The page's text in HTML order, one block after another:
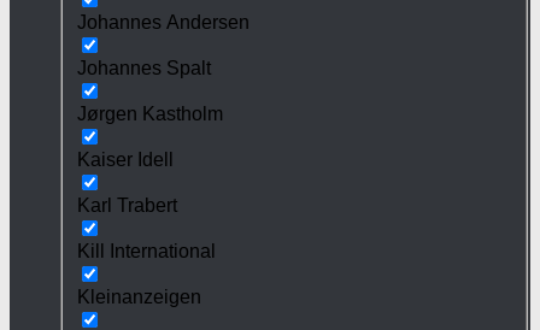
Johannes Andersen
Johannes Spalt
Jørgen Kastholm
Kaiser Idell
Karl Trabert
Kill International
Kleinanzeigen